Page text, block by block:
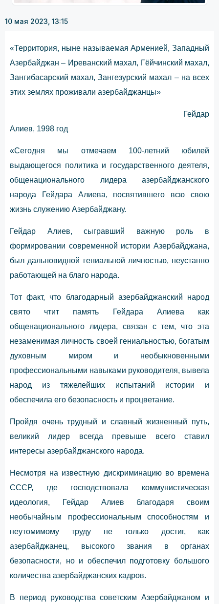
10 мая 2023, 13:15
«Территория, ныне называемая Арменией, Западный
Азербайджан – Иреванский махал, Гёйчинский махал,
Зангибасарский махал, Зангезурский махал – на всех
этих землях проживали азербайджанцы»
Гейдар
Алиев, 1998 год
«Сегодня мы отмечаем 100-летний юбилей
выдающегося политика и государственного деятеля,
общенационального лидера азербайджанского
народа Гейдара Алиева, посвятившего всю свою
жизнь служению Азербайджану.
Гейдар Алиев, сыгравший важную роль в
формировании современной истории Азербайджана,
был дальновидной гениальной личностью, неустанно
работающей на благо народа.
Тот факт, что благодарный азербайджанский народ
свято чтит память Гейдара Алиева как
общенационального лидера, связан с тем, что эта
незаменимая личность своей гениальностью, богатым
духовным миром и необыкновенными
профессиональными навыками руководителя, вывела
народ из тяжелейших испытаний истории и
обеспечила его безопасность и процветание.
Пройдя очень трудный и славный жизненный путь,
великий лидер всегда превыше всего ставил
интересы азербайджанского народа.
Несмотря на известную дискриминацию во времена
СССР, где господствовала коммунистическая
идеология, Гейдар Алиев благодаря своим
необычайным профессиональным способностям и
неутомимому труду не только достиг, как
азербайджанец, высокого звания в органах
безопасности, но и обеспечил подготовку большого
количества азербайджанских кадров.
В период руководства советским Азербайджаном и